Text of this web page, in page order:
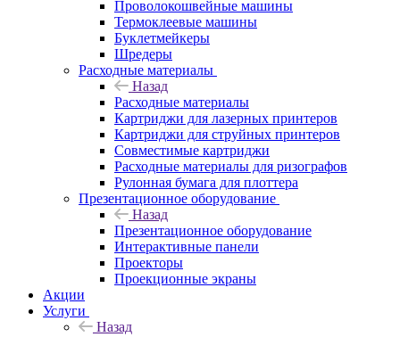
Проволокошвейные машины
Термоклеевые машины
Буклетмейкеры
Шредеры
Расходные материалы
Назад
Расходные материалы
Картриджи для лазерных принтеров
Картриджи для струйных принтеров
Совместимые картриджи
Расходные материалы для ризографов
Рулонная бумага для плоттера
Презентационное оборудование
Назад
Презентационное оборудование
Интерактивные панели
Проекторы
Проекционные экраны
Акции
Услуги
Назад